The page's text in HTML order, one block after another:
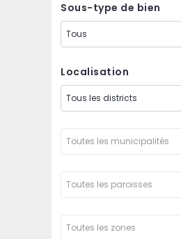
Sous-type de bien
Tous
Localisation
Tous les districts
Toutes les municipalités
Toutes les paroisses
Toutes les zones